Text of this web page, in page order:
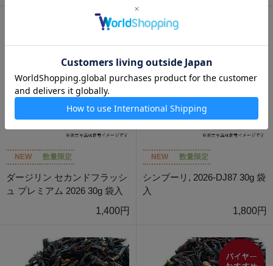
NEW 数量限定
ダージリン セカンドフラッシ
ュ プレミアム 2026 30g 袋入
1,400円
NEW 数量限定
シンブーリ, 2026-DJ87 30g 袋
入
1,800円